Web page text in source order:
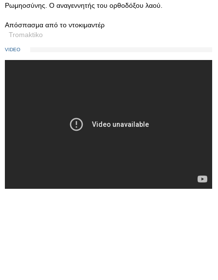
Ρωμηοσύνης. Ο αναγεννητής του ορθοδόξου λαού.
Απόσπασμα από το ντοκιμαντέρ
Tromaktiko
VIDEO